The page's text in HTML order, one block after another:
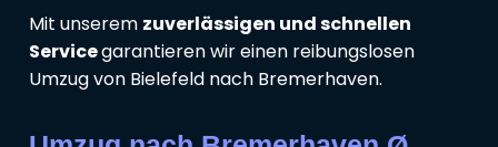
Mit unserem zuverlässigen und schnellen
Servicegarantieren wir einen reibungslosen
Umzug von Bielefeld nach Bremerhaven.